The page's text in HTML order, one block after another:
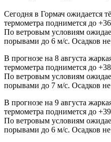
Сегодня в Гормач ожидается
термометра поднимется до
По ветровым условиям
порывами до 6 м/с. Осадков не
В прогнозе на 8 августа
термометра поднимется до
По ветровым условиям
порывами до 7 м/с. Осадков не
В прогнозе на 9 августа
термометра поднимется до
По ветровым условиям
порывами до 6 м/с. Осадков не